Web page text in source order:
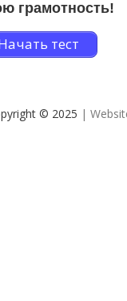
грамотность!
тест
© 2025 |